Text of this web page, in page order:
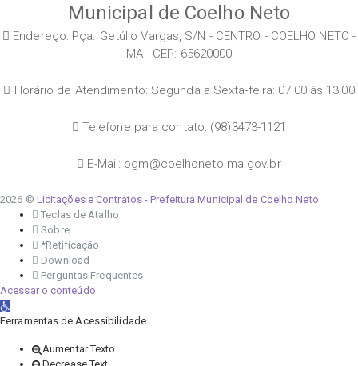
Municipal de Coelho Neto
Endereço: Pça. Getúlio Vargas, S/N - CENTRO - COELHO NETO -
MA - CEP: 65620000
Horário de Atendimento: Segunda a Sexta-feira: 07:00 às 13:00
Telefone para contato: (98)3473-1121
E-Mail: ogm@coelhoneto.ma.gov.br
2026 © Licitações e Contratos - Prefeitura Municipal de Coelho Neto
Teclas de Atalho
Sobre
*Retificação
Download
Perguntas Frequentes
Acessar o conteúdo
Abrir a barra de ferramentas
Ferramentas de Acessibilidade
Aumentar Texto